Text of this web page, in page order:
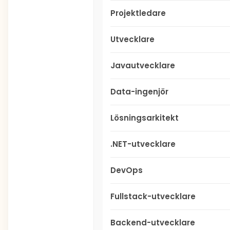
Projektledare
Utvecklare
Javautvecklare
Data-ingenjör
Lösningsarkitekt
.NET-utvecklare
DevOps
Fullstack-utvecklare
Backend-utvecklare